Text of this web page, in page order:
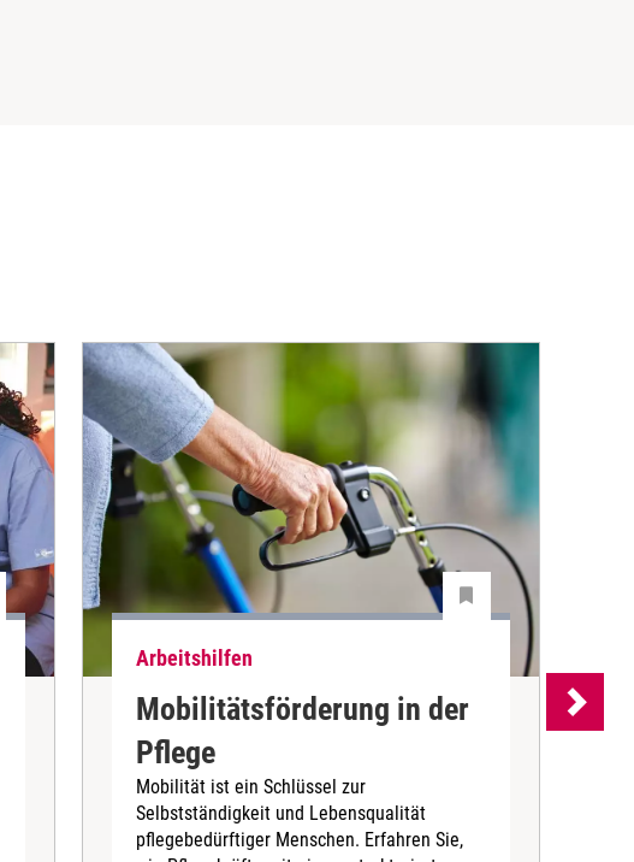
Arbeitshilfen
Mobilitätsförderung in der
Pflege
Mobilität ist ein Schlüssel zur
Selbstständigkeit und Lebensqualität
pflegebedürftiger Menschen. Erfahren Sie,